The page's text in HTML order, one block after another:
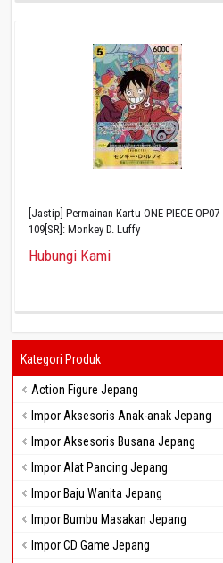
[Jastip] Permainan Kartu ONE PIECE OP07-
109[SR]: Monkey D. Luffy
Hubungi Kami
Kategori Produk
Action Figure Jepang
Impor Aksesoris Anak-anak Jepang
Impor Aksesoris Busana Jepang
Impor Alat Pancing Jepang
Impor Baju Wanita Jepang
Impor Bumbu Masakan Jepang
Impor CD Game Jepang